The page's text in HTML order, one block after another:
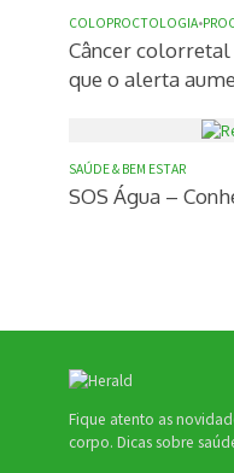
COLOPROCTOLOGIA•
Câncer
que o alerta
SAÚDE & BEM ESTAR
SOS Água –
Fique atento as
corpo. Dicas sobre